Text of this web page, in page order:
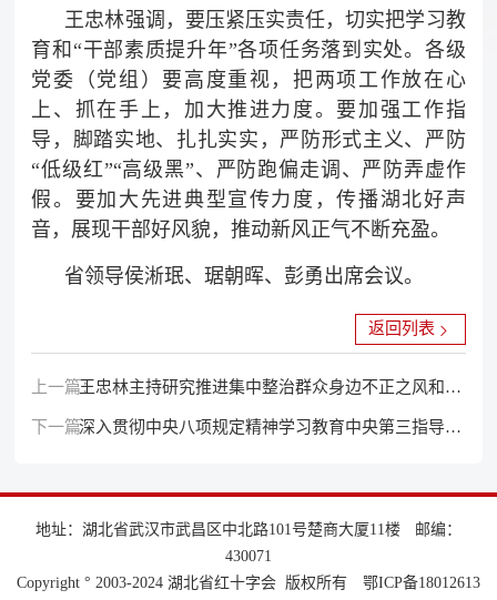
王忠林强调，要压紧压实责任，切实把学习教
育和“干部素质提升年”各项任务落到实处。各级
党委（党组）要高度重视，把两项工作放在心
上、抓在手上，加大推进力度。要加强工作指
导，脚踏实地、扎扎实实，严防形式主义、严防
“低级红”“高级黑”、严防跑偏走调、严防弄虚作
假。要加大先进典型宣传力度，传播湖北好声
音，展现干部好风貌，推动新风正气不断充盈。
省领导侯淅珉、琚朝晖、彭勇出席会议。
上一篇：王忠林主持研究推进集中整治群众身边不正之风和腐
败问题 坚定不移推动集中整治走深走实见行见效 切
下一篇：深入贯彻中央八项规定精神学习教育中央第三指导组
返回列表
地址：湖北省武汉市武昌区中北路101号楚商大厦11楼
邮编：
430071
Copyright ° 2003-2024 湖北省红十字会 版权所有
鄂ICP备18012613